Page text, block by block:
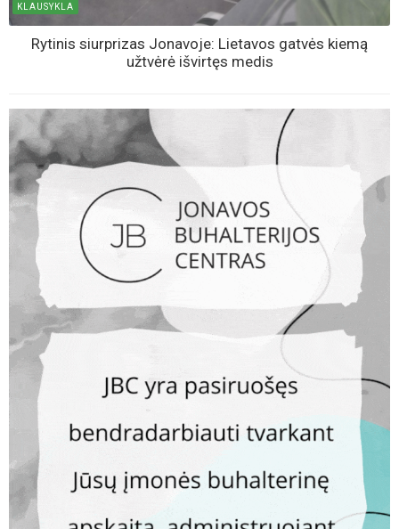
KLAUSYKLA
Rytinis siurprizas Jonavoje: Lietavos gatvės kiemą
užtvėrė išvirtęs medis